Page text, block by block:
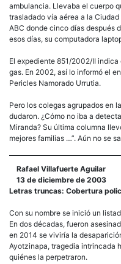
ambulancia. Llevaba el cuerpo
trasladado vía aérea a la
ABC donde cinco días después
esos días, su computadora
El expediente 851/2002/II
gas. En 2002, así lo informó el
Pericles Namorado Urrutia.
Pero los colegas agrupados en
dudaron. ¿Cómo no iba a
Miranda? Su última columna
mejores familias …”. Aún no se
Rafael Villafuerte Aguilar
13 de diciembre de 2003
Letras truncas: Cobertura
Con su nombre se inició un
En dos décadas, fueron
en 2014 se viviría la
Ayotzinapa, tragedia intrincada
quiénes la perpetraron.